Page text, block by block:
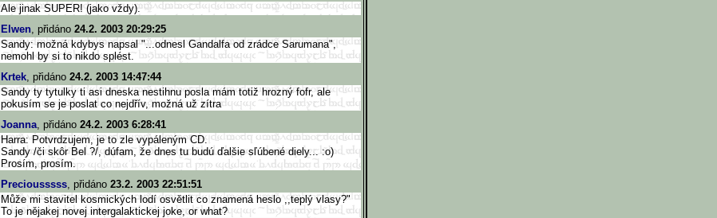
Ale jinak SUPER! (jako vždy).
Elwen, přidáno 24.2. 2003 20:29:25
Sandy: možná kdybys napsal "...odnesl Gandalfa od zrádce Sarumana",
nemohl by si to nikdo splést.
Krtek, přidáno 24.2. 2003 14:47:44
Sandy ty tytulky ti asi dneska nestihnu posla mám totiž hrozný fofr, ale
pokusím se je poslat co nejdřív, možná už zítra
Joanna, přidáno 24.2. 2003 6:28:41
Harra: Potvrdzujem, je to zle vypáleným CD.
Sandy /či skôr Bel ?/, dúfam, že dnes tu budú ďalšie sľúbené diely... :o)
Prosím, prosím.
Preciousssss, přidáno 23.2. 2003 22:51:51
Může mi stavitel kosmických lodí osvětlit co znamená heslo ,,teplý vlasy?"
To je nějakej novej intergalaktickej joke, or what?